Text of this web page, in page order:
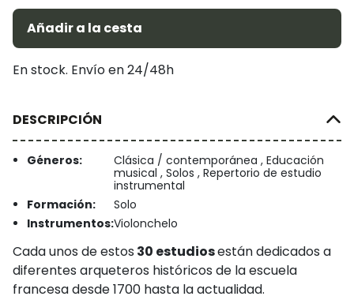
Añadir a la cesta
En stock. Envío en 24/48h
DESCRIPCIÓN
Géneros:
Clásica / contemporánea , Educación
musical , Solos , Repertorio de estudio
instrumental
Formación:
Solo
Instrumentos:Violonchelo
Cada unos de estos 30 estudiosestán dedicados a
diferentes arqueteros históricos de la escuela
francesa desde 1700 hasta la actualidad.